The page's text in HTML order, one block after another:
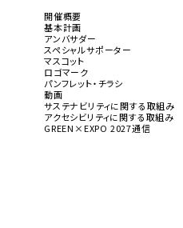
開催概要
基本計画
アンバサダー
スペシャルサポーター
マスコット
ロゴマーク
パンフレット・チラシ
動画
サステナビリティに関する取組み
アクセシビリティに関する取組み
GREEN×EXPO 2027通信